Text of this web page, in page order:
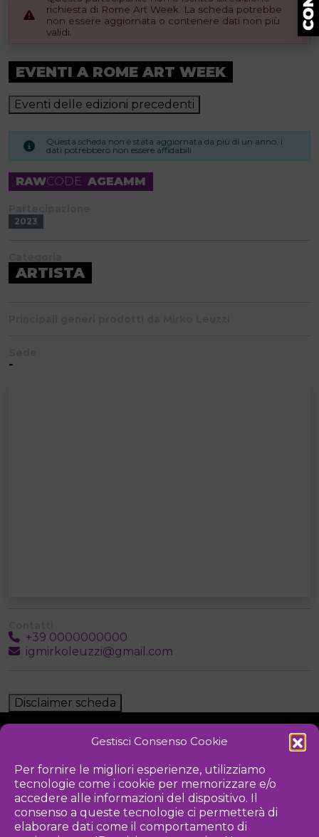
Gestisci Consenso Cookie
Per fornire le migliori esperienze, utilizziamo
tecnologie come i cookie per memorizzare e/o
accedere alle informazioni del dispositivo. Il
consenso a queste tecnologie ci permetterà di
elaborare dati come il comportamento di
richiesta di Rome Art Week. La scheda potrebbe
non essere aggiornata o contenere dati non più
validi.
EVENTI A ROME ART WEEK
Eventi delle edizioni precedenti
Questa scheda non è stata aggiornata da più di un anno. i
dati potrebbero non essere affidabili
RAWCODE AGEAMM
2023
ARTISTA
-
+39 0000000000
igmirkoleuzzi@gmail.com
Disclaimer scheda
PRIVACY POLICY
Iniziativa